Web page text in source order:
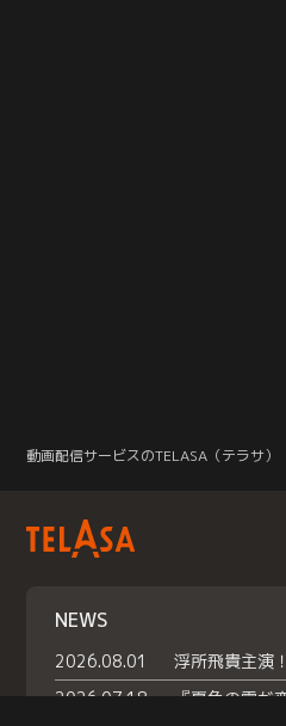
動画配信サービスのTELASA（テラサ）
NEWS
2026.08.01
2026.07.18